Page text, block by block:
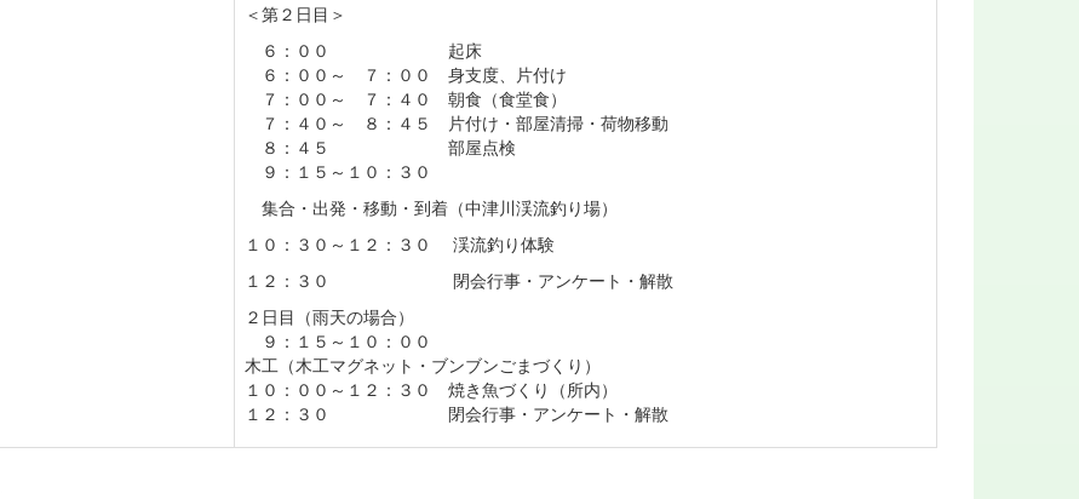
＜第２日目＞
６：００ 起床
６：００～ ７：００ 身支度、片付け
７：００～ ７：４０ 朝食（食堂食）
７：４０～ ８：４５ 片付け・部屋清掃・荷物移動
８：４５ 部屋点検
９：１５～１０：３０
集合・出発・移動・到着（中津川渓流釣り場）
１０：３０～１２：３０ 渓流釣り体験
１２：３０ 閉会行事・アンケート・解散
２日目（雨天の場合）
９：１５～１０：００
木工（木工マグネット・ブンブンごまづくり）
１０：００～１２：３０ 焼き魚づくり（所内）
１２：３０ 閉会行事・アンケート・解散